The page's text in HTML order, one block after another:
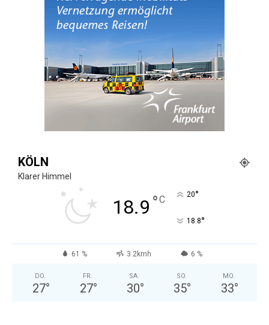
KÖLN
Klarer Himmel
18.9 °C 20°
18.8°
61 % 3.2kmh 6 %
DO.
27°
FR.
27°
SA.
30°
SO.
35°
MO.
33°